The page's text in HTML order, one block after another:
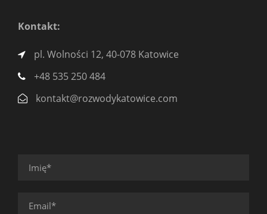
Kontakt:
pl. Wolności 12, 40-078 Katowice
+48 535 250 484
kontakt@rozwodykatowice.com